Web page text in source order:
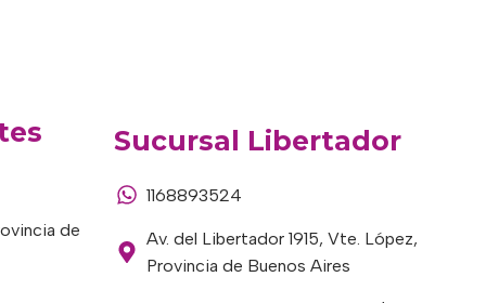
de
Sucursal Libertador
1168893524
Av. del Libertador 1915, Vte. López,
Provincia de Buenos Aires